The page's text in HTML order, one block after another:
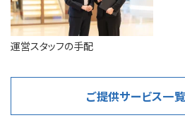
運営スタッフの手配
ご提供サービス一